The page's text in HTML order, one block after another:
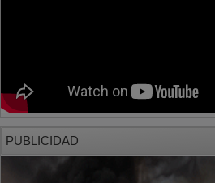
PUBLICIDAD